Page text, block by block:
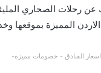
رحلات الصحاري
الاردن المميزة بموقعها
الفنادق - خصومات مميزه-